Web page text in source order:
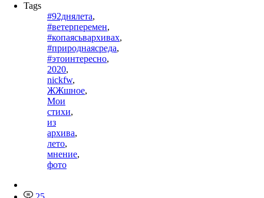
Tags
#92днялета,
#ветерперемен,
#копаясьвархивах,
#природнаясреда,
#этоинтересно,
2020,
nickfw,
ЖЖшное,
Мои
стихи,
из
архива,
лето,
мнение,
фото